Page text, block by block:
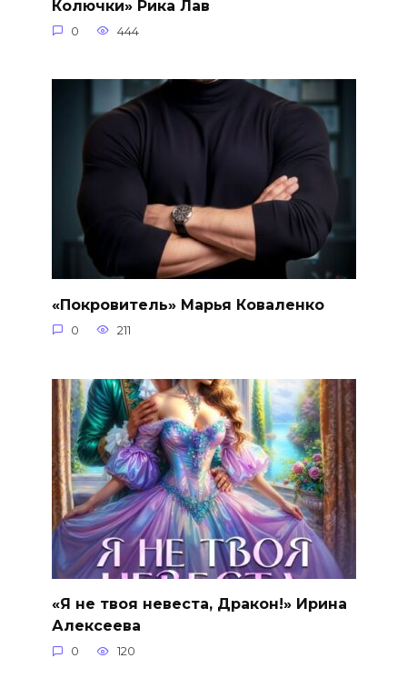
Колючки» Рика Лав
0 444
«Покровитель» Марья Коваленко
0 211
«Я не твоя невеста, Дракон!» Ирина
Алексеева
0 120